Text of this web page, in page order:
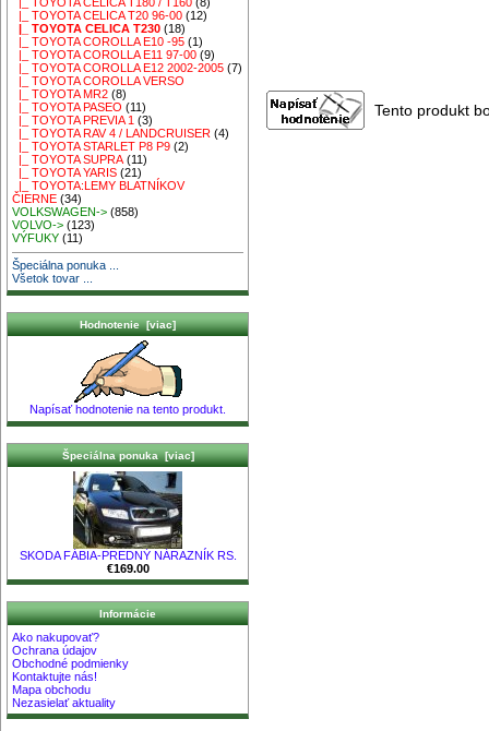
|_ TOYOTA CELICA T20 96-00 (12)
|_ TOYOTA CELICA T230 (18)
|_ TOYOTA COROLLA E10 -95 (1)
|_ TOYOTA COROLLA E11 97-00 (9)
|_ TOYOTA COROLLA E12 2002-2005 (7)
|_ TOYOTA COROLLA VERSO
|_ TOYOTA MR2 (8)
|_ TOYOTA PASEO (11)
|_ TOYOTA PREVIA 1 (3)
|_ TOYOTA RAV 4 / LANDCRUISER (4)
|_ TOYOTA STARLET P8 P9 (2)
|_ TOYOTA SUPRA (11)
|_ TOYOTA YARIS (21)
|_ TOYOTA:LEMY BLATNÍKOV
ČIERNE (34)
VOLKSWAGEN-> (858)
VOLVO-> (123)
VÝFUKY (11)
Špeciálna ponuka ...
Všetok tovar ...
Hodnotenie [viac]
Napísať hodnotenie na tento produkt.
Špeciálna ponuka [viac]
SKODA FÁBIA-PREDNÝ NÁRAZNÍK RS.
€169.00
Informácie
Ako nakupovať?
Ochrana údajov
Obchodné podmienky
Kontaktujte nás!
Mapa obchodu
Nezasielať aktuality
Tento produkt